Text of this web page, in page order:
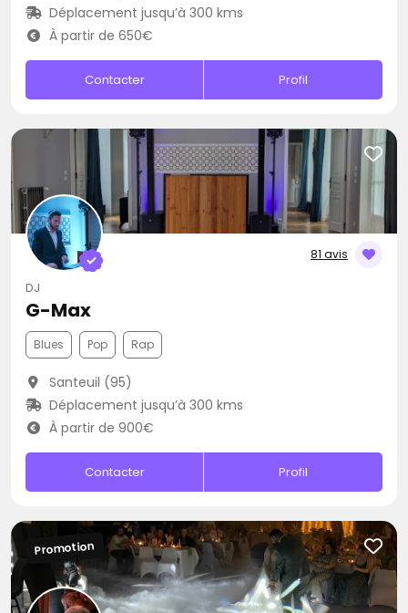
Déplacement jusqu’à 300 kms
À partir de 650€
Contacter Profil
81 avis
DJ
G-Max
Blues Pop Rap
Santeuil (95)
Déplacement jusqu’à 300 kms
À partir de 900€
Contacter Profil
Promotion